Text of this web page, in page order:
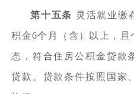
第十五条 灵活就业缴
积金6个月（含）以上，
态，符合住房公积金贷款
贷款。贷款条件按照国家